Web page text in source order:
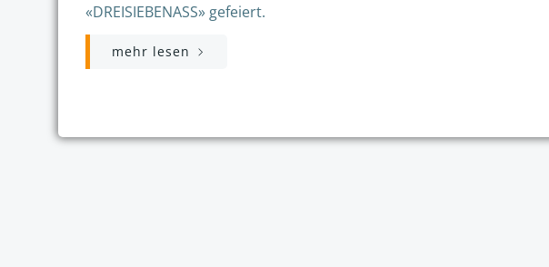
«DREISIEBENASS» gefeiert.
mehr lesen